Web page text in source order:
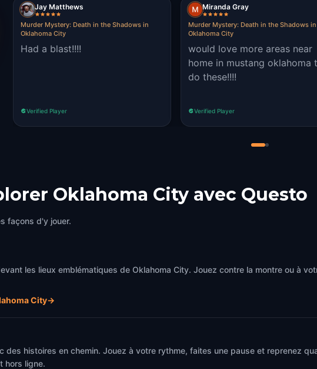
Jay Matthews
Murder Mystery: Death in the Shadows in
Oklahoma City
Had a blast!!!!
Verified Player
Miranda Gray
Murder Mystery: Death in the Shadows in
Oklahoma City
would love more areas near
home in mustang oklahoma
do these!!!!
Verified Player
Oklahoma City avec Questo
façons d'y jouer.
les lieux emblématiques de Oklahoma City. Jouez contre la montre ou à
City→
des histoires en chemin. Jouez à votre rythme, faites une pause et reprenez
hors ligne.